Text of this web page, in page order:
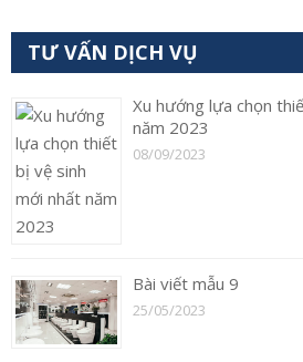
TƯ VẤN DỊCH VỤ
Xu hướng lựa chọn
năm 2023
08/09/2023
Bài viết mẫu 9
25/05/2023